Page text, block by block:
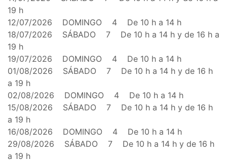
19 h
12/07/2026 DOMINGO 4 De 10 h a 14 h
18/07/2026 SÁBADO 7 De 10 h a 14 h y de 16 h a
19 h
19/07/2026 DOMINGO 4 De 10 h a 14 h
01/08/2026 SÁBADO 7 De 10 h a 14 h y de 16 h
a 19 h
02/08/2026 DOMINGO 4 De 10 h a 14 h
15/08/2026 SÁBADO 7 De 10 h a 14 h y de 16 h
a 19 h
16/08/2026 DOMINGO 4 De 10 h a 14 h
29/08/2026 SÁBADO 7 De 10 h a 14 h y de 16 h
a 19 h